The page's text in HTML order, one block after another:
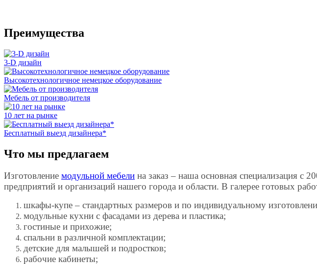
Преимущества
3-D дизайн
Высокотехнологичное немецкое оборудование
Мебель от производителя
10 лет на рынке
Бесплатный выезд дизайнера*
Что мы предлагаем
Изготовление модульной мебели на заказ – наша основная специализация с
предприятий и организаций нашего города и области. В галерее готовых
шкафы-купе – стандартных размеров и по индивидуальному
модульные кухни с фасадами из дерева и пластика;
гостиные и прихожие;
спальни в различной комплектации;
детские для малышей и подростков;
рабочие кабинеты;